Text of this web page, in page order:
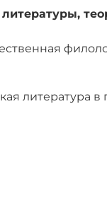
литература